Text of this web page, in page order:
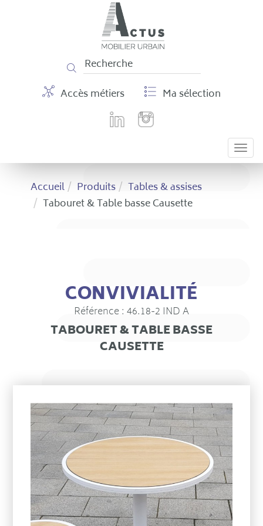
Accès métiers Ma sélection
Accueil
Produits
Tables & assises
Tabouret & Table basse Causette
CONVIVIALITÉ
Référence : 46.18-2 IND A
TABOURET & TABLE BASSE
CAUSETTE
Panneau de gestion des cookies